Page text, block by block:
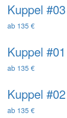
Kuppel #03
ab 135 €
Kuppel #01
ab 135 €
Kuppel #02
ab 135 €